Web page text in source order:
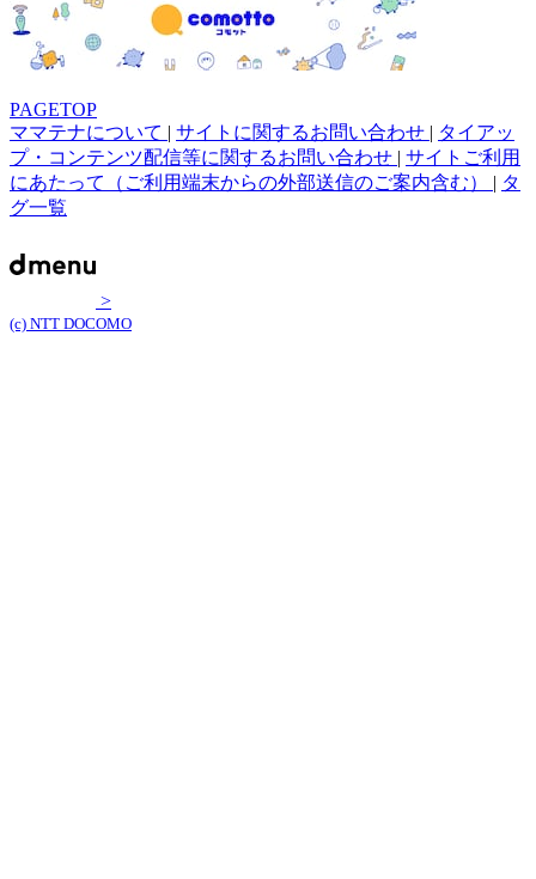
PAGETOP
ママテナについて | サイトに関するお問い合わせ | タイアッ
プ・コンテンツ配信等に関するお問い合わせ | サイトご利用
にあたって（ご利用端末からの外部送信のご案内含む） | タ
グ一覧
>
(c) NTT DOCOMO